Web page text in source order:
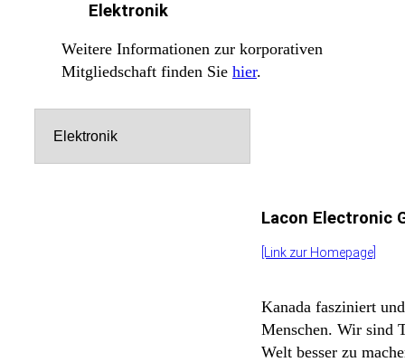
Elektronik
Weitere Informationen zur korporativen
Mitgliedschaft finden Sie hier.
Filter
Lacon Electronic
[Link zur Homepage]
Kanada fasziniert
Menschen. Wir sind
Welt besser zu